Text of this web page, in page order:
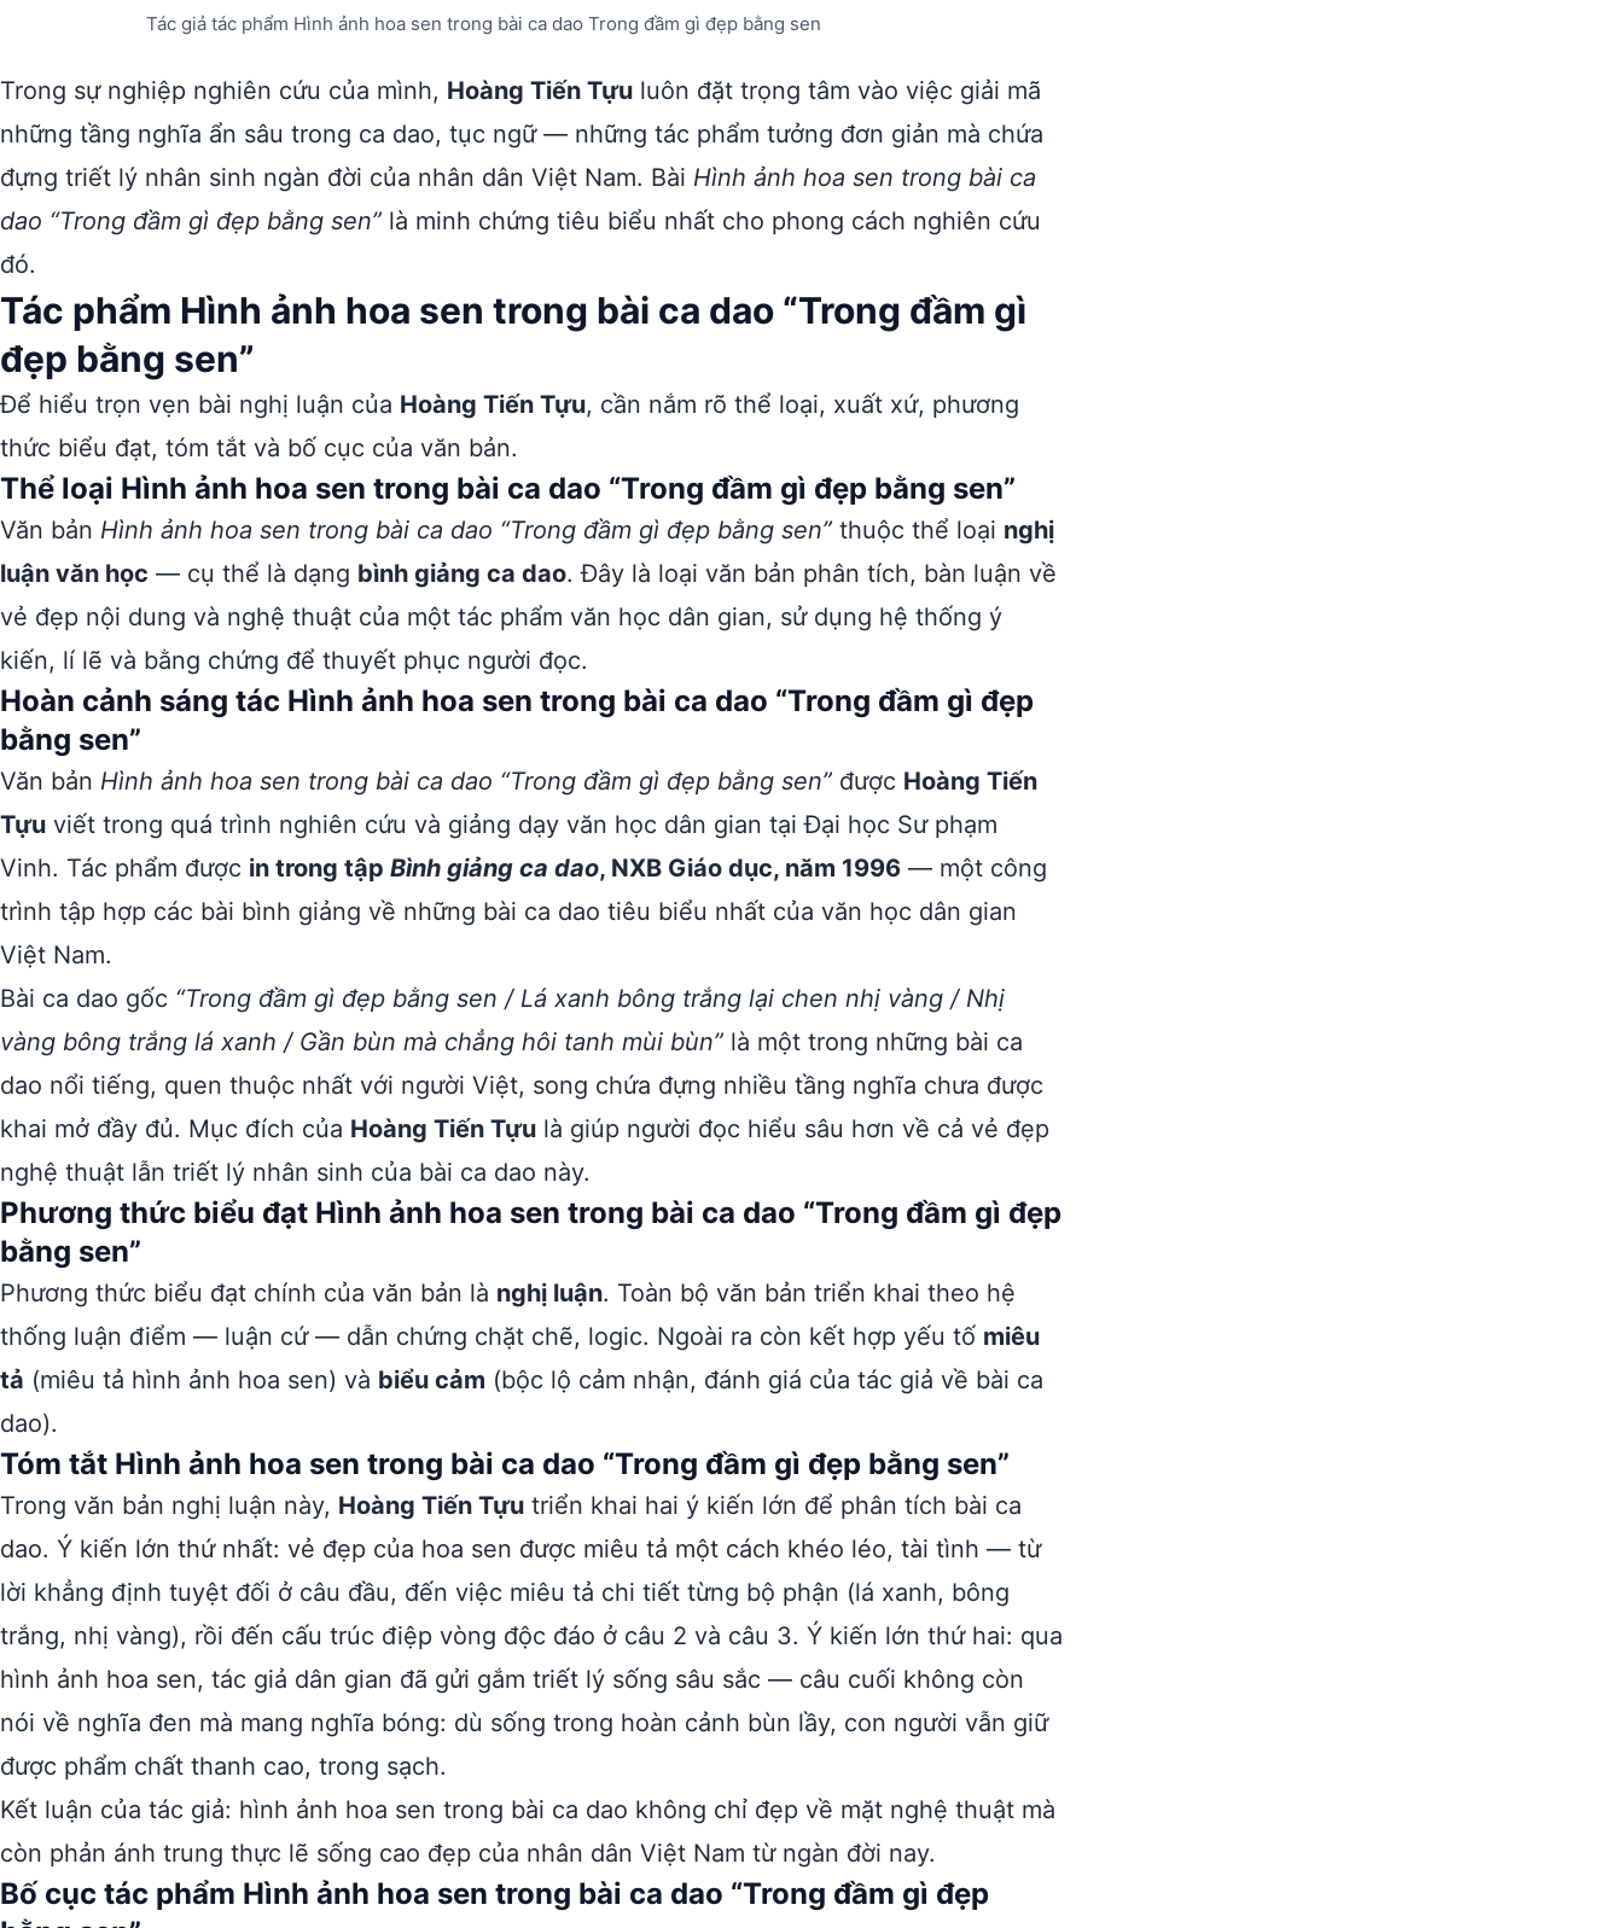
Tác giả tác phẩm Hình ảnh hoa sen trong bài ca dao Trong đầm gì đẹp bằng sen
Trong sự nghiệp nghiên cứu của mình, Hoàng Tiến Tựu luôn đặt trọng tâm vào việc giải mã
những tầng nghĩa ẩn sâu trong ca dao, tục ngữ — những tác phẩm tưởng đơn giản mà chứa
đựng triết lý nhân sinh ngàn đời của nhân dân Việt Nam. Bài Hình ảnh hoa sen trong bài ca
dao “Trong đầm gì đẹp bằng sen” là minh chứng tiêu biểu nhất cho phong cách nghiên cứu
đó.
Tác phẩm Hình ảnh hoa sen trong bài ca dao “Trong đầm gì
đẹp bằng sen”
Để hiểu trọn vẹn bài nghị luận của Hoàng Tiến Tựu, cần nắm rõ thể loại, xuất xứ, phương
thức biểu đạt, tóm tắt và bố cục của văn bản.
Thể loại Hình ảnh hoa sen trong bài ca dao “Trong đầm gì đẹp bằng sen”
Văn bản Hình ảnh hoa sen trong bài ca dao “Trong đầm gì đẹp bằng sen” thuộc thể loại nghị
luận văn học — cụ thể là dạng bình giảng ca dao. Đây là loại văn bản phân tích, bàn luận về
vẻ đẹp nội dung và nghệ thuật của một tác phẩm văn học dân gian, sử dụng hệ thống ý
kiến, lí lẽ và bằng chứng để thuyết phục người đọc.
Hoàn cảnh sáng tác Hình ảnh hoa sen trong bài ca dao “Trong đầm gì đẹp
bằng sen”
Văn bản Hình ảnh hoa sen trong bài ca dao “Trong đầm gì đẹp bằng sen” được Hoàng Tiến
Tựu viết trong quá trình nghiên cứu và giảng dạy văn học dân gian tại Đại học Sư phạm
Vinh. Tác phẩm được in trong tập Bình giảng ca dao, NXB Giáo dục, năm 1996 — một công
trình tập hợp các bài bình giảng về những bài ca dao tiêu biểu nhất của văn học dân gian
Việt Nam.
Bài ca dao gốc “Trong đầm gì đẹp bằng sen / Lá xanh bông trắng lại chen nhị vàng / Nhị
vàng bông trắng lá xanh / Gần bùn mà chẳng hôi tanh mùi bùn” là một trong những bài ca
dao nổi tiếng, quen thuộc nhất với người Việt, song chứa đựng nhiều tầng nghĩa chưa được
khai mở đầy đủ. Mục đích của Hoàng Tiến Tựu là giúp người đọc hiểu sâu hơn về cả vẻ đẹp
nghệ thuật lẫn triết lý nhân sinh của bài ca dao này.
Phương thức biểu đạt Hình ảnh hoa sen trong bài ca dao “Trong đầm gì đẹp
bằng sen”
Phương thức biểu đạt chính của văn bản là nghị luận. Toàn bộ văn bản triển khai theo hệ
thống luận điểm — luận cứ — dẫn chứng chặt chẽ, logic. Ngoài ra còn kết hợp yếu tố miêu
tả (miêu tả hình ảnh hoa sen) và biểu cảm (bộc lộ cảm nhận, đánh giá của tác giả về bài ca
dao).
Tóm tắt Hình ảnh hoa sen trong bài ca dao “Trong đầm gì đẹp bằng sen”
Trong văn bản nghị luận này, Hoàng Tiến Tựu triển khai hai ý kiến lớn để phân tích bài ca
dao. Ý kiến lớn thứ nhất: vẻ đẹp của hoa sen được miêu tả một cách khéo léo, tài tình — từ
lời khẳng định tuyệt đối ở câu đầu, đến việc miêu tả chi tiết từng bộ phận (lá xanh, bông
trắng, nhị vàng), rồi đến cấu trúc điệp vòng độc đáo ở câu 2 và câu 3. Ý kiến lớn thứ hai: qua
hình ảnh hoa sen, tác giả dân gian đã gửi gắm triết lý sống sâu sắc — câu cuối không còn
nói về nghĩa đen mà mang nghĩa bóng: dù sống trong hoàn cảnh bùn lầy, con người vẫn giữ
được phẩm chất thanh cao, trong sạch.
Kết luận của tác giả: hình ảnh hoa sen trong bài ca dao không chỉ đẹp về mặt nghệ thuật mà
còn phản ánh trung thực lẽ sống cao đẹp của nhân dân Việt Nam từ ngàn đời nay.
Bố cục tác phẩm Hình ảnh hoa sen trong bài ca dao “Trong đầm gì đẹp